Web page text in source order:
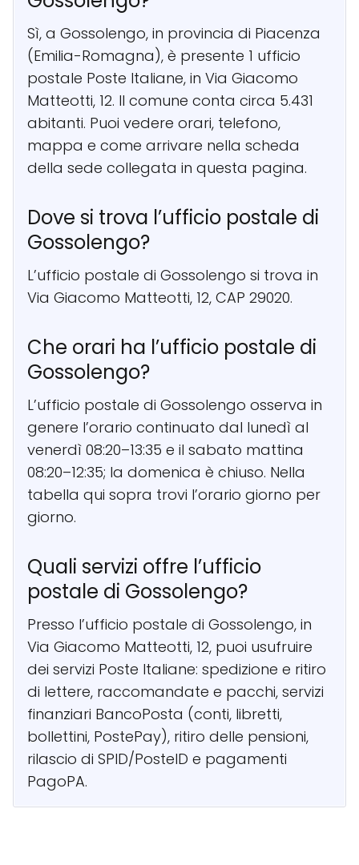
Sì, a Gossolengo, in provincia di Piacenza
(Emilia-Romagna), è presente 1 ufficio
postale Poste Italiane, in Via Giacomo
Matteotti, 12. Il comune conta circa 5.431
abitanti. Puoi vedere orari, telefono,
mappa e come arrivare nella scheda
della sede collegata in questa pagina.
Dove si trova l’ufficio postale di
Gossolengo?
L’ufficio postale di Gossolengo si trova in
Via Giacomo Matteotti, 12, CAP 29020.
Che orari ha l’ufficio postale di
Gossolengo?
L’ufficio postale di Gossolengo osserva in
genere l’orario continuato dal lunedì al
venerdì 08:20–13:35 e il sabato mattina
08:20–12:35; la domenica è chiuso. Nella
tabella qui sopra trovi l’orario giorno per
giorno.
Quali servizi offre l’ufficio
postale di Gossolengo?
Presso l’ufficio postale di Gossolengo, in
Via Giacomo Matteotti, 12, puoi usufruire
dei servizi Poste Italiane: spedizione e ritiro
di lettere, raccomandate e pacchi, servizi
finanziari BancoPosta (conti, libretti,
bollettini, PostePay), ritiro delle pensioni,
rilascio di SPID/PosteID e pagamenti
PagoPA.